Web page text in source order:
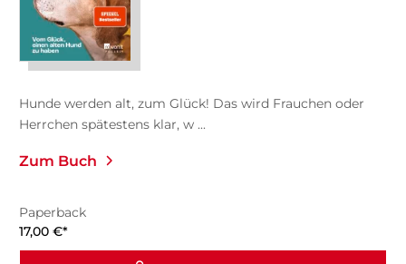
Hunde werden alt, zum Glück! Das wird Frauchen oder
Herrchen spätestens klar, w ...
Zum Buch
Paperback
17,00 €*